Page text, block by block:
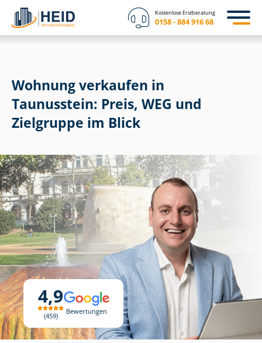
Kostenlose Erstberatung
0158 - 884 916 68
4,9
459
Bewertungen
Wohnung verkaufen in
Taunusstein: Preis, WEG und
Zielgruppe im Blick